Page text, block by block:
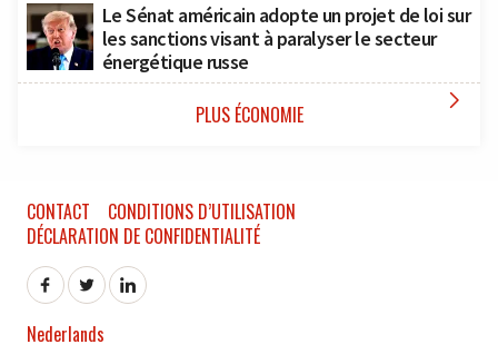
Le Sénat américain adopte un projet de loi sur
les sanctions visant à paralyser le secteur
énergétique russe
PLUS ÉCONOMIE 
CONTACT
CONDITIONS D’UTILISATION
DÉCLARATION DE CONFIDENTIALITÉ
Nederlands